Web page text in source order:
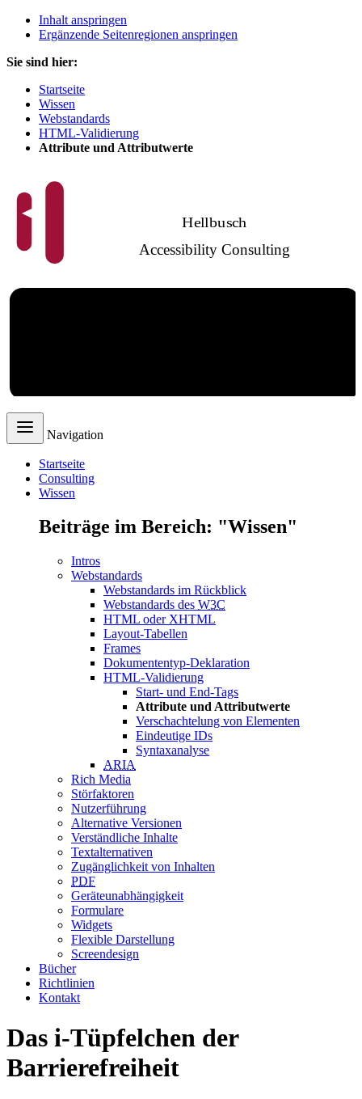
Inhalt anspringen
Ergänzende Seitenregionen anspringen
Sie sind hier:
Startseite
Wissen
Webstandards
HTML-Validierung
Attribute und Attributwerte
Hellbusch
Accessibility Consulting
Navigation
Startseite
Consulting
Wissen
Beiträge im Bereich: "Wissen"
Intros
Webstandards
Webstandards im Rückblick
Webstandards des W3C
HTML oder XHTML
Layout-Tabellen
Frames
Dokumententyp-Deklaration
HTML-Validierung
Start- und End-Tags
Attribute und Attributwerte
Verschachtelung von Elementen
Eindeutige IDs
Syntaxanalyse
ARIA
Rich Media
Störfaktoren
Nutzerführung
Alternative Versionen
Verständliche Inhalte
Textalternativen
Zugänglichkeit von Inhalten
PDF
Geräteunabhängigkeit
Formulare
Widgets
Flexible Darstellung
Screendesign
Bücher
Richtlinien
Kontakt
Das i-Tüpfelchen der
Barrierefreiheit